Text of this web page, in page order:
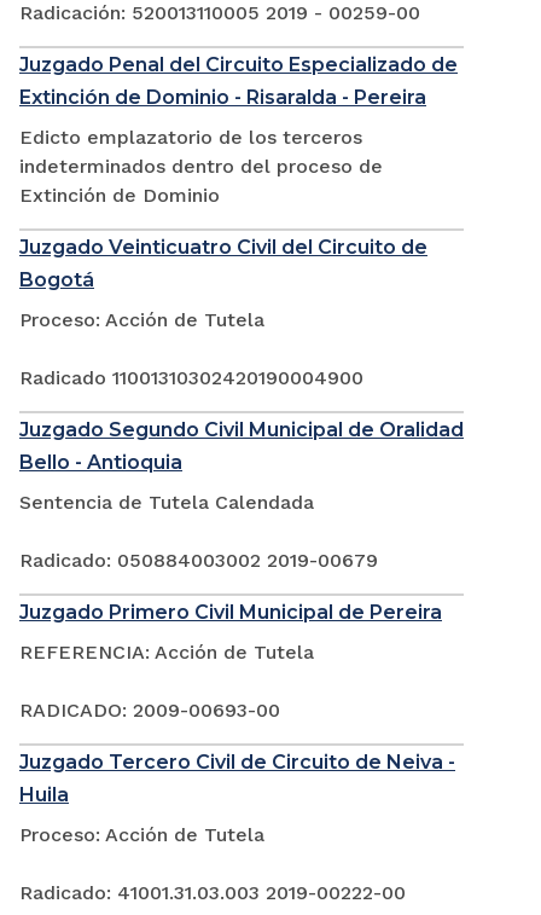
Radicación: 520013110005 2019 - 00259-00
Juzgado Penal del Circuito Especializado de
Extinción de Dominio - Risaralda - Pereira
Edicto emplazatorio de los terceros
indeterminados dentro del proceso de
Extinción de Dominio
Juzgado Veinticuatro Civil del Circuito de
Bogotá
Proceso: Acción de Tutela
Radicado 11001310302420190004900
Juzgado Segundo Civil Municipal de Oralidad
Bello - Antioquia
Sentencia de Tutela Calendada
Radicado: 050884003002 2019-00679
Juzgado Primero Civil Municipal de Pereira
REFERENCIA: Acción de Tutela
RADICADO: 2009-00693-00
Juzgado Tercero Civil de Circuito de Neiva -
Huila
Proceso: Acción de Tutela
Radicado: 41001.31.03.003 2019-00222-00